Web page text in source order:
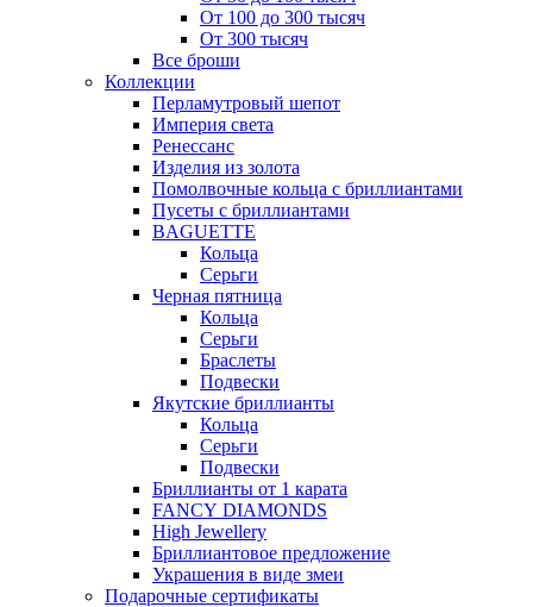
От 100 до 300 тысяч
От 300 тысяч
Все броши
Коллекции
Перламутровый шепот
Империя света
Ренессанс
Изделия из золота
Помолвочные кольца с бриллиантами
Пусеты с бриллиантами
BAGUETTE
Кольца
Серьги
Черная пятница
Кольца
Серьги
Браслеты
Подвески
Якутские бриллианты
Кольца
Серьги
Подвески
Бриллианты от 1 карата
FANCY DIAMONDS
High Jewellery
Бриллиантовое предложение
Украшения в виде змеи
Подарочные сертификаты